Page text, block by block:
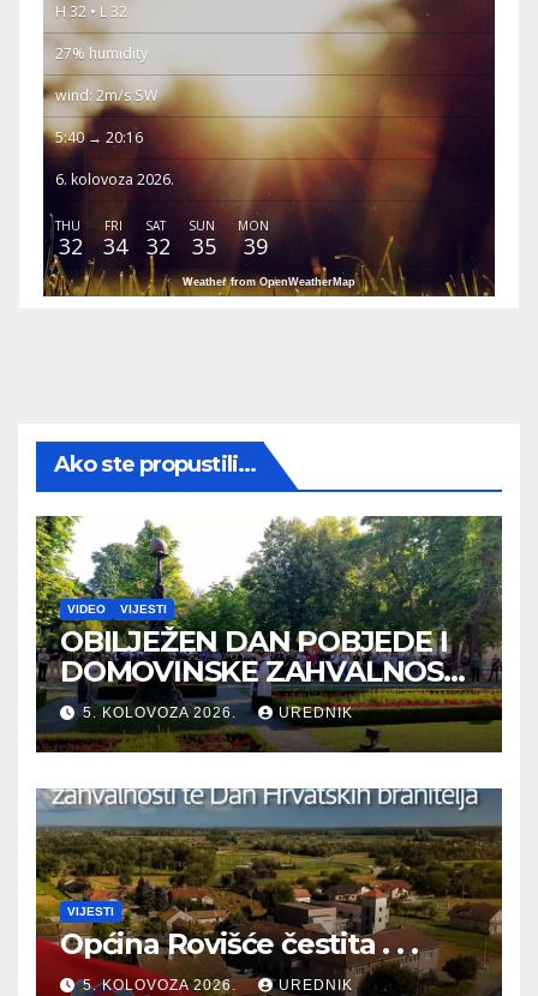
H 32 • L 32
27% humidity
wind: 2m/s SW
5:40 → 20:16
6. kolovoza 2026.
THU
32
FRI
34
SAT
32
SUN
35
MON
39
Weather from OpenWeatherMap
Ako ste propustili...
VIDEO VIJESTI
OBILJEŽEN DAN POBJEDE I
DOMOVINSKE ZAHVALNOSTI
TE DAN HRVATSKIH
BRANITELJA
5. KOLOVOZA 2026. UREDNIK
VIJESTI
Općina Rovišće čestita . . .
5. KOLOVOZA 2026. UREDNIK